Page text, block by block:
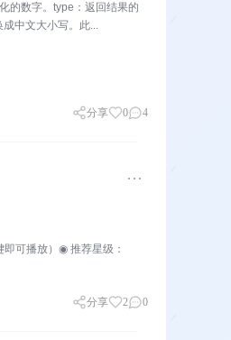
的数字。type：返回结果的
中文大小写。此...
分享 0 4
可播放）◉ 推荐星级：
分享 2 0